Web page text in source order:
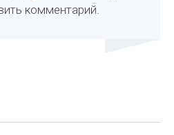
комментарий.